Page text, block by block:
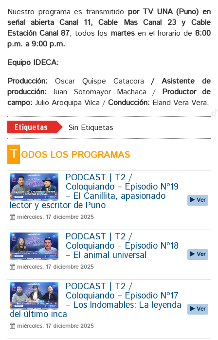
Nuestro programa es transmitido por TV UNA (Puno) en
señal abierta Canal 11, Cable Mas Canal 23 y Cable
Estación Canal 87, todos los martes en el horario de8:00
p.m. a 9:00 p.m.
Equipo IDECA:
Producción: Oscar Quispe Catacora/ Asistente de
producción: Juan Sotomayor Machaca / Productor de
campo: Julio Aroquipa Vilca / Conducción: Eland Vera Vera.
Etiquetas Sin Etiquetas
T ODOS LOS PROGRAMAS
PODCAST | T2 /
Coloquiando – Episodio Nº19
– El Canillita, apasionado
lector y escritor de Puno
miércoles, 17 diciembre 2025
Ver
PODCAST | T2 /
Coloquiando – Episodio Nº18
– El animal universal
miércoles, 17 diciembre 2025
Ver
PODCAST | T2 /
Coloquiando – Episodio Nº17
– Los Indomables: La leyenda
del último inca
miércoles, 17 diciembre 2025
Ver